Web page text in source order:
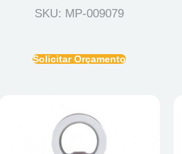
SKU: MP-009079
Solicitar Orçamento